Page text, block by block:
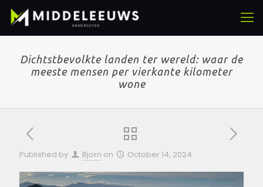
Dichtstbevolkte landen ter wereld: waar de
meeste mensen per vierkante kilometer
wone
Published by Bjorn on October 14, 2024